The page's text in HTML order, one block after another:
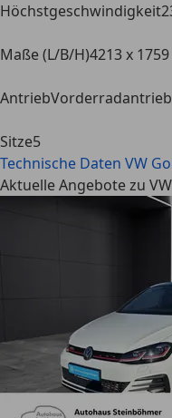
Höchstgeschwindigkeit
Maße (L/B/H)4213 x
AntriebVorderradantrieb
Sitze5
Technische Daten VW
Aktuelle Angebote zu